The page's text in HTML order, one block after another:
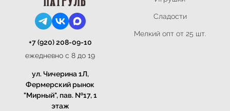
+7 (920) 208-09-10
ежедневно с 8 до 19
ул. Чичерина 1Л,
Фермерский рынок
"Мирный", пав. №17, 1
этаж
Сладости
Мелкий опт от 25 шт.